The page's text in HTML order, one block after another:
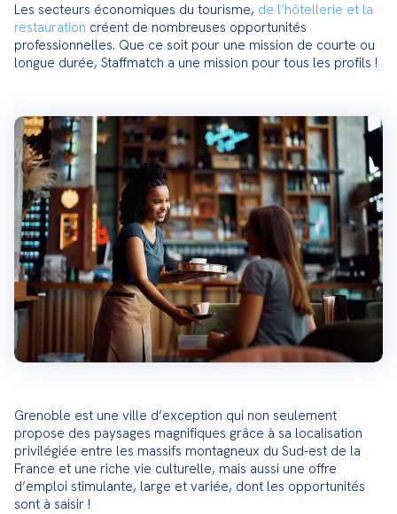
Les secteurs économiques du tourisme, de l’hôtellerie et la
restauration créent de nombreuses opportunités
professionnelles. Que ce soit pour une mission de courte ou
longue durée, Staffmatch a une mission pour tous les profils !
Grenoble est une ville d’exception qui non seulement
propose des paysages magnifiques grâce à sa localisation
privilégiée entre les massifs montagneux du Sud-est de la
France et une riche vie culturelle, mais aussi une offre
d’emploi stimulante, large et variée, dont les opportunités
sont à saisir !